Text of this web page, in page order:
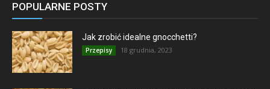
POPULARNE POSTY
Jak zrobić idealne gnocchetti?
Przepisy 18 grudnia, 2023